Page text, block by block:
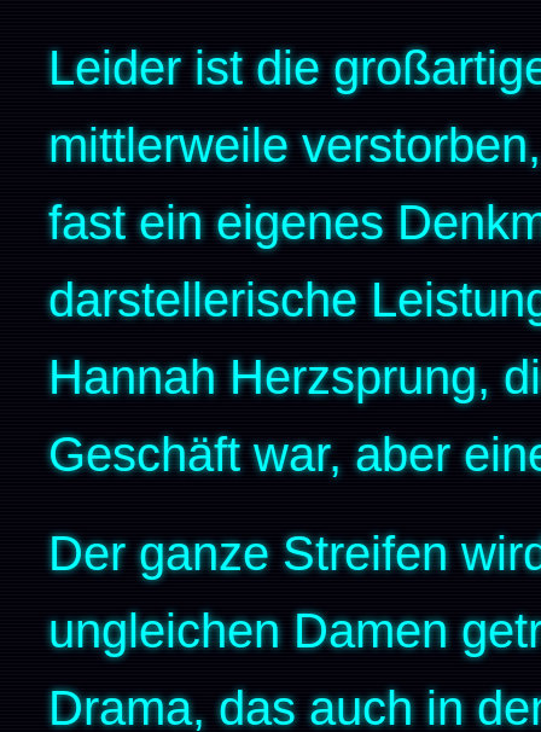
Leider ist die
mittlerweile
fast ein eigenes
darstellerische
Hannah Herzsprung,
Geschäft war, aber
Der ganze Streifen
ungleichen Damen
Drama, das auch in